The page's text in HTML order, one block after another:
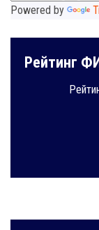
Powered by
Рейтинг